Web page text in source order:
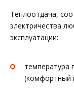
Теплоотдача,
электричества
эксплуатации:
температура
(комфортный